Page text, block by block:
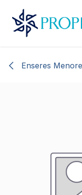
Enseres